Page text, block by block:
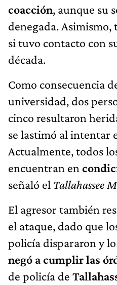
coacción, aunque su
denegada.
si tuvo contacto con
década.
Como consecuencia
universidad, dos
cinco resultaron
se lastimó al intentar
Actualmente, todos
encuentran en
señaló el Tallahassee
El agresor también
el ataque, dado que
policía dispararon y
negó a cumplir las
de policía de